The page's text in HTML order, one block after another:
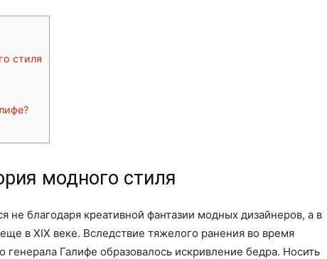
стиля
модного стиля
благодаря креативной фантазии модных дизайнеров, а в
в XIX веке. Вследствие тяжелого ранения во время
генерала Галифе образовалось искривление бедра. Носить